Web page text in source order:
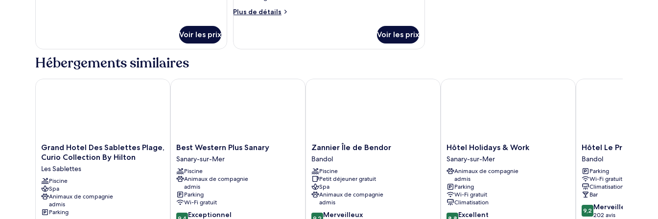
Harbor
View
Room
Harbor
Voir les prix
Suite
Plus de détails
Plus
le
Suite
Voir les prix
Hébergements similaires
Grand
Hotel
Sablettes
Plage,
Curio
Collection
By
Hilton
Grand Hotel Des Sablettes Plage,
Curio Collection By Hilton
Les Sablettes
Piscine
Spa
Animaux de compagnie
admis
Parking
Grand Hotel Des Sablettes Plage, Curio Collection By Hilton
Best
Western
Plus
Sanary
Sanary-
sur-
Mer
Best Western Plus Sanary
Sanary-sur-Mer
Piscine
Animaux de compagnie
admis
Parking
Wi-Fi gratuit
9.4 Exceptionnel
Best Western Plus Sanary
Zannier
Île
de
Bendor
Bandol
Zannier Île de Bendor
Bandol
Piscine
Petit déjeuner gratuit
Spa
Animaux de compagnie
admis
9.2 Merveilleux
Zannier Île de Bendor
Hôtel
Holidays
&
Work
Sanary-
sur-
Mer
Hôtel Holidays & Work
Sanary-sur-Mer
Animaux de compagnie
admis
Parking
Wi-Fi gratuit
Climatisation
8.8 Excellent
Hôtel Holidays & Work
Hôtel
Le
Provençal
Bandol
Hôtel Le Provençal
Bandol
Parking
Wi-Fi gratuit
Climatisation
Bar
9.2
sur
9,2 Merveilleux
202 avis
Hôtel Le Provençal